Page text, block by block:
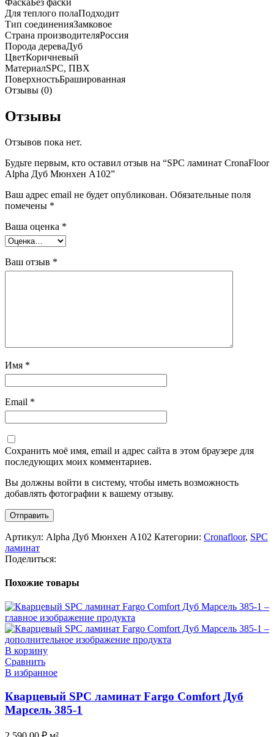
Фаска Без фаски
Для теплого полаПодходит
Тип соединенияЗамковое
Страна производителяРоссия
Порода дереваДуб
ЦветКоричневый
МатериалSPC, ПВХ
ПоверхностьБрашированная
Отзывы (0)
Отзывы
Отзывов пока нет.
Будьте первым, кто оставил отзыв на “SPC ламинат CronaFloor
Alpha Дуб Мюнхен А102”
Ваш адрес email не будет опубликован. Обязательные поля
помечены *
Ваша оценка *
Ваш отзыв *
Имя *
Email *
Сохранить моё имя, email и адрес сайта в этом браузере для
последующих моих комментариев.
Вы должны войти в систему, чтобы иметь возможность
добавлять фотографии к вашему отзыву.
Артикул: Alpha Дуб Мюнхен А102 Категории: Cronafloor, SPC
ламинат
Поделиться:
Похожие товары
В корзину
Сравнить
В избранное
Кварцевый SPC ламинат Fargo Comfort Дуб
Марсель 385-1